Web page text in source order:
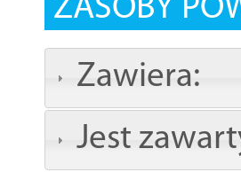
ZASOBY
Zawiera:
Jest